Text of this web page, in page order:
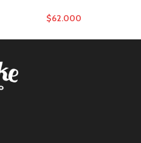
$62.000